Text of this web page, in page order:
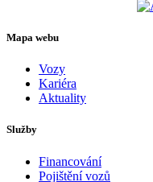
Mapa webu
Vozy
Kariéra
Aktuality
Služby
Financování
Pojištění vozů